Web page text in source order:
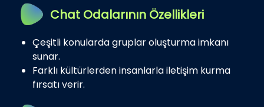
Chat Odalarının Özellikleri
Çeşitli konularda gruplar oluşturma imkanı
sunar.
Farklı kültürlerden insanlarla iletişim kurma
fırsatı verir.